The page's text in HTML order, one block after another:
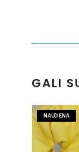
GALI
NAUJIENA